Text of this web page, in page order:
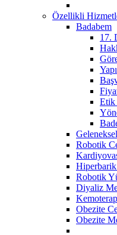
Özellikli
Badabem
17.
Etik
Robotik
Robotik
Diyaliz
Obezite
Obezite